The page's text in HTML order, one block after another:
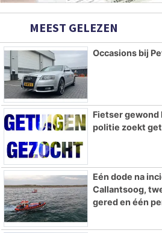
MEEST GELEZEN
Occasions bij
Fietser gewond
politie zoekt
Eén dode na
Callantsoog,
gered en één